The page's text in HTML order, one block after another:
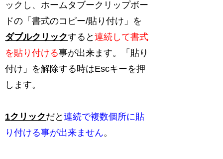
ックし、ホームタブークリップボー
ドの「書式のコピー/貼り付け」を
ダブルクリックすると連続して書式
を貼り付ける事が出来ます。「貼り
付け」を解除する時はEscキーを押
します。
1クリックだと連続で複数個所に貼
り付ける事が出来ません。